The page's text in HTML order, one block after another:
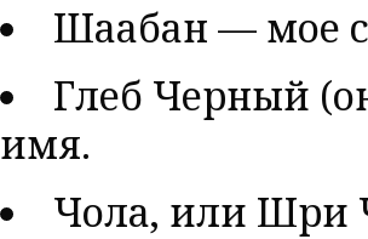
Шаабан — мое
Глеб Черный
имя.
Чола, или Шри